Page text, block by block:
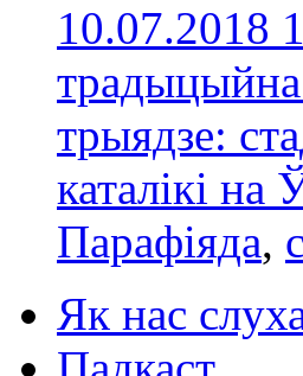
10.07.2018
традыцыйна
трыядзе:
каталікі на
Парафіяда,
Як нас